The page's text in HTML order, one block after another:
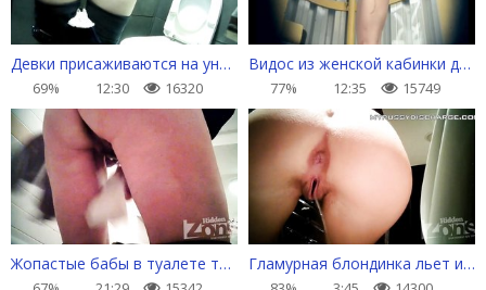
Девки присаживаются на унитаз справить нужду
69% 12:30 16320
Видос из женской кабинки для переодевания на пляже
77% 12:35 15749
Жопастые бабы в туалете торгового центра Гламурная блондинка льет из большой щели в туалете клуба